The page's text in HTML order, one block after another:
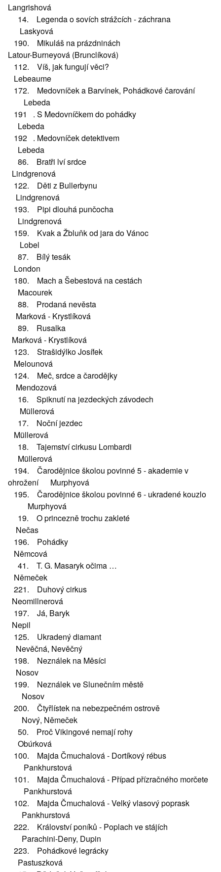
Langrishová
14. Legenda o sovích strážcích - záchrana
Laskyová
190. Mikuláš na prázdninách
Latour-Burneyová (Brunclíková)
112. Víš, jak fungují věci?
Lebeaume
172. Medovníček a Barvínek, Pohádkové čarování
Lebeda
191 . S Medovníčkem do pohádky
Lebeda
192 . Medovníček detektivem
Lebeda
86. Bratři lví srdce
Lindgrenová
122. Děti z Bullerbynu
Lindgrenová
193. Pipi dlouhá punčocha
Lindgrenová
159. Kvak a Žbluňk od jara do Vánoc
Lobel
87. Bílý tesák
London
180. Mach a Šebestová na cestách
Macourek
88. Prodaná nevěsta
Marková - Krystlíková
89. Rusalka
Marková - Krystlíková
123. Strašidýlko Josífek
Melounová
124. Meč, srdce a čarodějky
Mendozová
16. Spiknutí na jezdeckých závodech
Müllerová
17. Noční jezdec
Müllerová
18. Tajemství cirkusu Lombardi
Müllerová
194. Čarodějnice školou povinné 5 - akademie v
ohrožení Murphyová
195. Čarodějnice školou povinné 6 - ukradené kouzlo
Murphyová
19. O princezně trochu zakleté
Nečas
196. Pohádky
Němcová
41. T. G. Masaryk očima …
Němeček
221. Duhový cirkus
Neomillnerová
197. Já, Baryk
Nepil
125. Ukradený diamant
Nevěčná, Nevěčný
198. Neználek na Měsíci
Nosov
199. Neználek ve Slunečním městě
Nosov
200. Čtyřlístek na nebezpečném ostrově
Nový, Němeček
50. Proč Vikingové nemají rohy
Obúrková
100. Majda Čmuchalová - Dortíkový rébus
Pankhurstová
101. Majda Čmuchalová - Případ přízračného morčete
Pankhurstová
102. Majda Čmuchalová - Velký vlasový poprask
Pankhurstová
222. Království poníků - Poplach ve stájích
Parachini-Deny, Dupin
223. Pohádkové legrácky
Pastuszková